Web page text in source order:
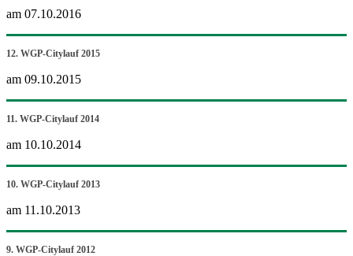
am 07.10.2016
12. WGP-Citylauf 2015
am 09.10.2015
11. WGP-Citylauf 2014
am 10.10.2014
10. WGP-Citylauf 2013
am 11.10.2013
9. WGP-Citylauf 2012